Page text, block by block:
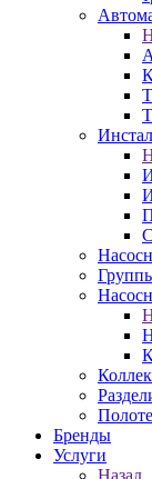
Бренды
Услуги
Назад